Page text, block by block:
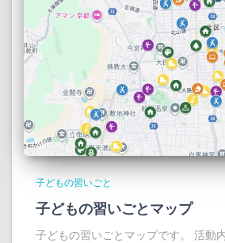
子どもの習いごと
子どもの習いごとマップ
子どもの習いごとマップです。 活動